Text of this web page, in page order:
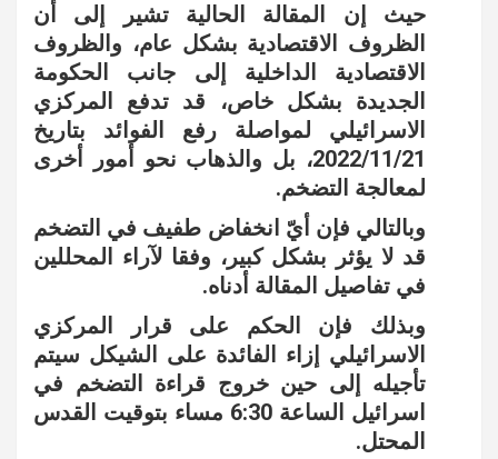
حيث إن المقالة الحالية تشير إلى أن
الظروف الاقتصادية بشكل عام، والظروف
الاقتصادية الداخلية إلى جانب الحكومة
الجديدة بشكل خاص، قد تدفع المركزي
الاسرائيلي لمواصلة رفع الفوائد بتاريخ
2022/11/21، بل والذهاب نحو أمور أخرى
لمعالجة التضخم.
وبالتالي فإن أيّ انخفاض طفيف في التضخم
قد لا يؤثر بشكل كبير، وفقا لآراء المحللين
في تفاصيل المقالة أدناه.
وبذلك فإن الحكم على قرار المركزي
الاسرائيلي إزاء الفائدة على الشيكل سيتم
تأجيله إلى حين خروج قراءة التضخم في
اسرائيل الساعة 6:30 مساء بتوقيت القدس
المحتل.